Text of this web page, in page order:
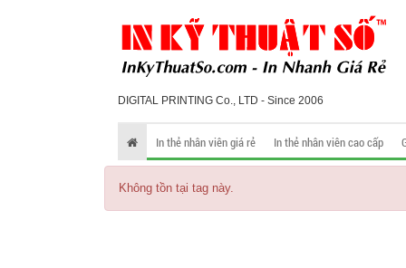
DIGITAL PRINTING Co., LTD - Since 2006
In thẻ nhân viên giá rẻ In thẻ nhân viên cao cấp
Không tồn tại tag này.